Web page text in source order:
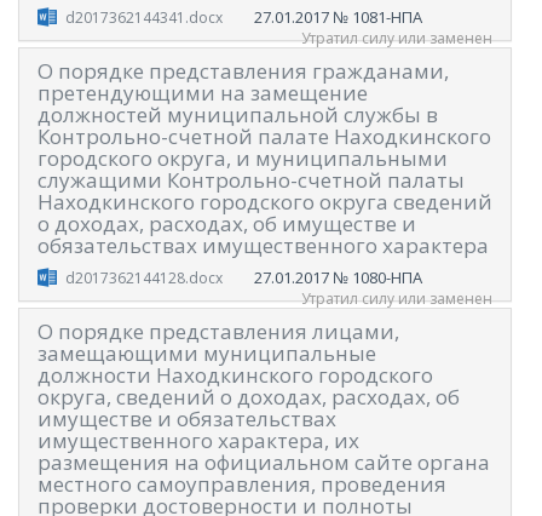
d2017362144341.docx 27.01.2017 № 1081-НПА
Утратил силу или заменен
О порядке представления гражданами,
претендующими на замещение
должностей муниципальной службы в
Контрольно-счетной палате Находкинского
городского округа, и муниципальными
служащими Контрольно-счетной палаты
Находкинского городского округа сведений
о доходах, расходах, об имуществе и
обязательствах имущественного характера
d2017362144128.docx 27.01.2017 № 1080-НПА
Утратил силу или заменен
О порядке представления лицами,
замещающими муниципальные
должности Находкинского городского
округа, сведений о доходах, расходах, об
имуществе и обязательствах
имущественного характера, их
размещения на официальном сайте органа
местного самоуправления, проведения
проверки достоверности и полноты